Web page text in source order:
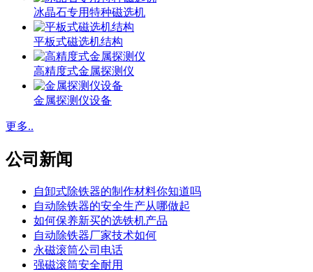
冰晶石专用特种磁选机
平板式磁选机结构
高精度式金属探测仪
金属探测仪设备
更多..
公司新闻
自卸式除铁器的制作材料你知道吗
自动除铁器的安全生产从哪做起
如何保养新买的选铁机产品
自动除铁器厂家技术如何
永磁滚筒公司电话
强磁滚筒安全耐用